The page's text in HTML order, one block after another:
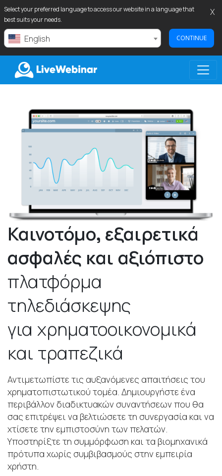
Select your preferred language to access our website in a language that
best suits your needs.
English CONTINUE
X
LIVEWEBINAR.COM
Καινοτόμο, εξαιρετικά
ασφαλές και αξιόπιστο
πλατφόρμα
τηλεδιάσκεψης
για χρηματοοικονομικά
και τραπεζικά
Αντιμετωπίστε τις αυξανόμενες απαιτήσεις του
χρηματοπιστωτικού τομέα. Δημιουργήστε ένα
περιβάλλον διαδικτυακών συναντήσεων που θα
σας επιτρέψει να βελτιώσετε τη συνεργασία και να
χτίσετε την εμπιστοσύνη των πελατών.
Υποστηρίξτε τη συμμόρφωση και τα βιομηχανικά
πρότυπα χωρίς συμβιβασμούς στην εμπειρία
χρήστη.